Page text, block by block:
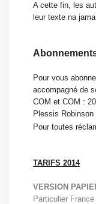
A cette fin, les
leur texte na
Pour vous
accompagné de
COM et COM :
Plessis Robinson
Pour toutes
TARIFS 2014
VERSION
Particulier